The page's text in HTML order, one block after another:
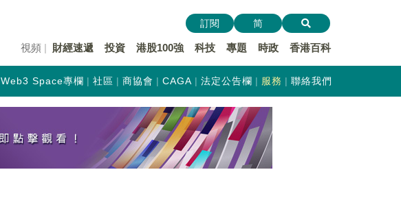
視頻 財經速遞 投資 港股100強 科技 專題 時政 香港百科
訂閱 简
Web3 Space專欄 社區 商協會 CAGA 法定公告欄 服務 聯絡我們